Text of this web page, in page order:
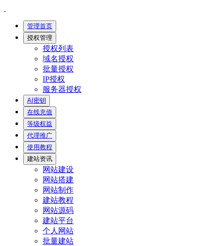
管理首页
授权管理
授权列表
域名授权
批量授权
IP授权
服务器授权
AI密钥
在线充值
等级权益
代理推广
使用教程
建站资讯
网站建设
网站搭建
网站制作
建站教程
网站源码
建站平台
个人网站
批量建站